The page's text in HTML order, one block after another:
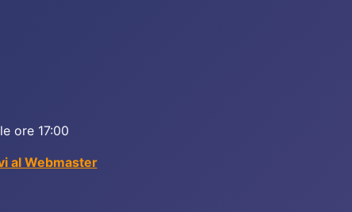
ore 17:00
al Webmaster